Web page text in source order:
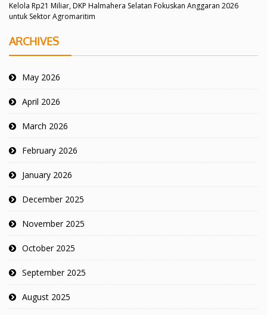
Kelola Rp21 Miliar, DKP Halmahera Selatan Fokuskan Anggaran 2026
untuk Sektor Agromaritim
ARCHIVES
May 2026
April 2026
March 2026
February 2026
January 2026
December 2025
November 2025
October 2025
September 2025
August 2025